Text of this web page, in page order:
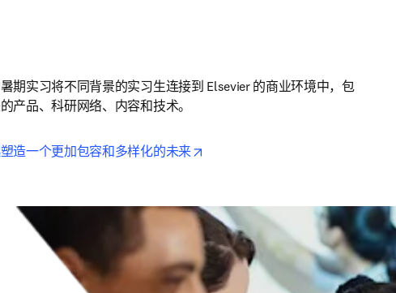
期实习将不同背景的实习生连接到 Elsevier 的商业环境中，包
产品、科研网络、内容和技术。
造一个更加包容和多样化的未来